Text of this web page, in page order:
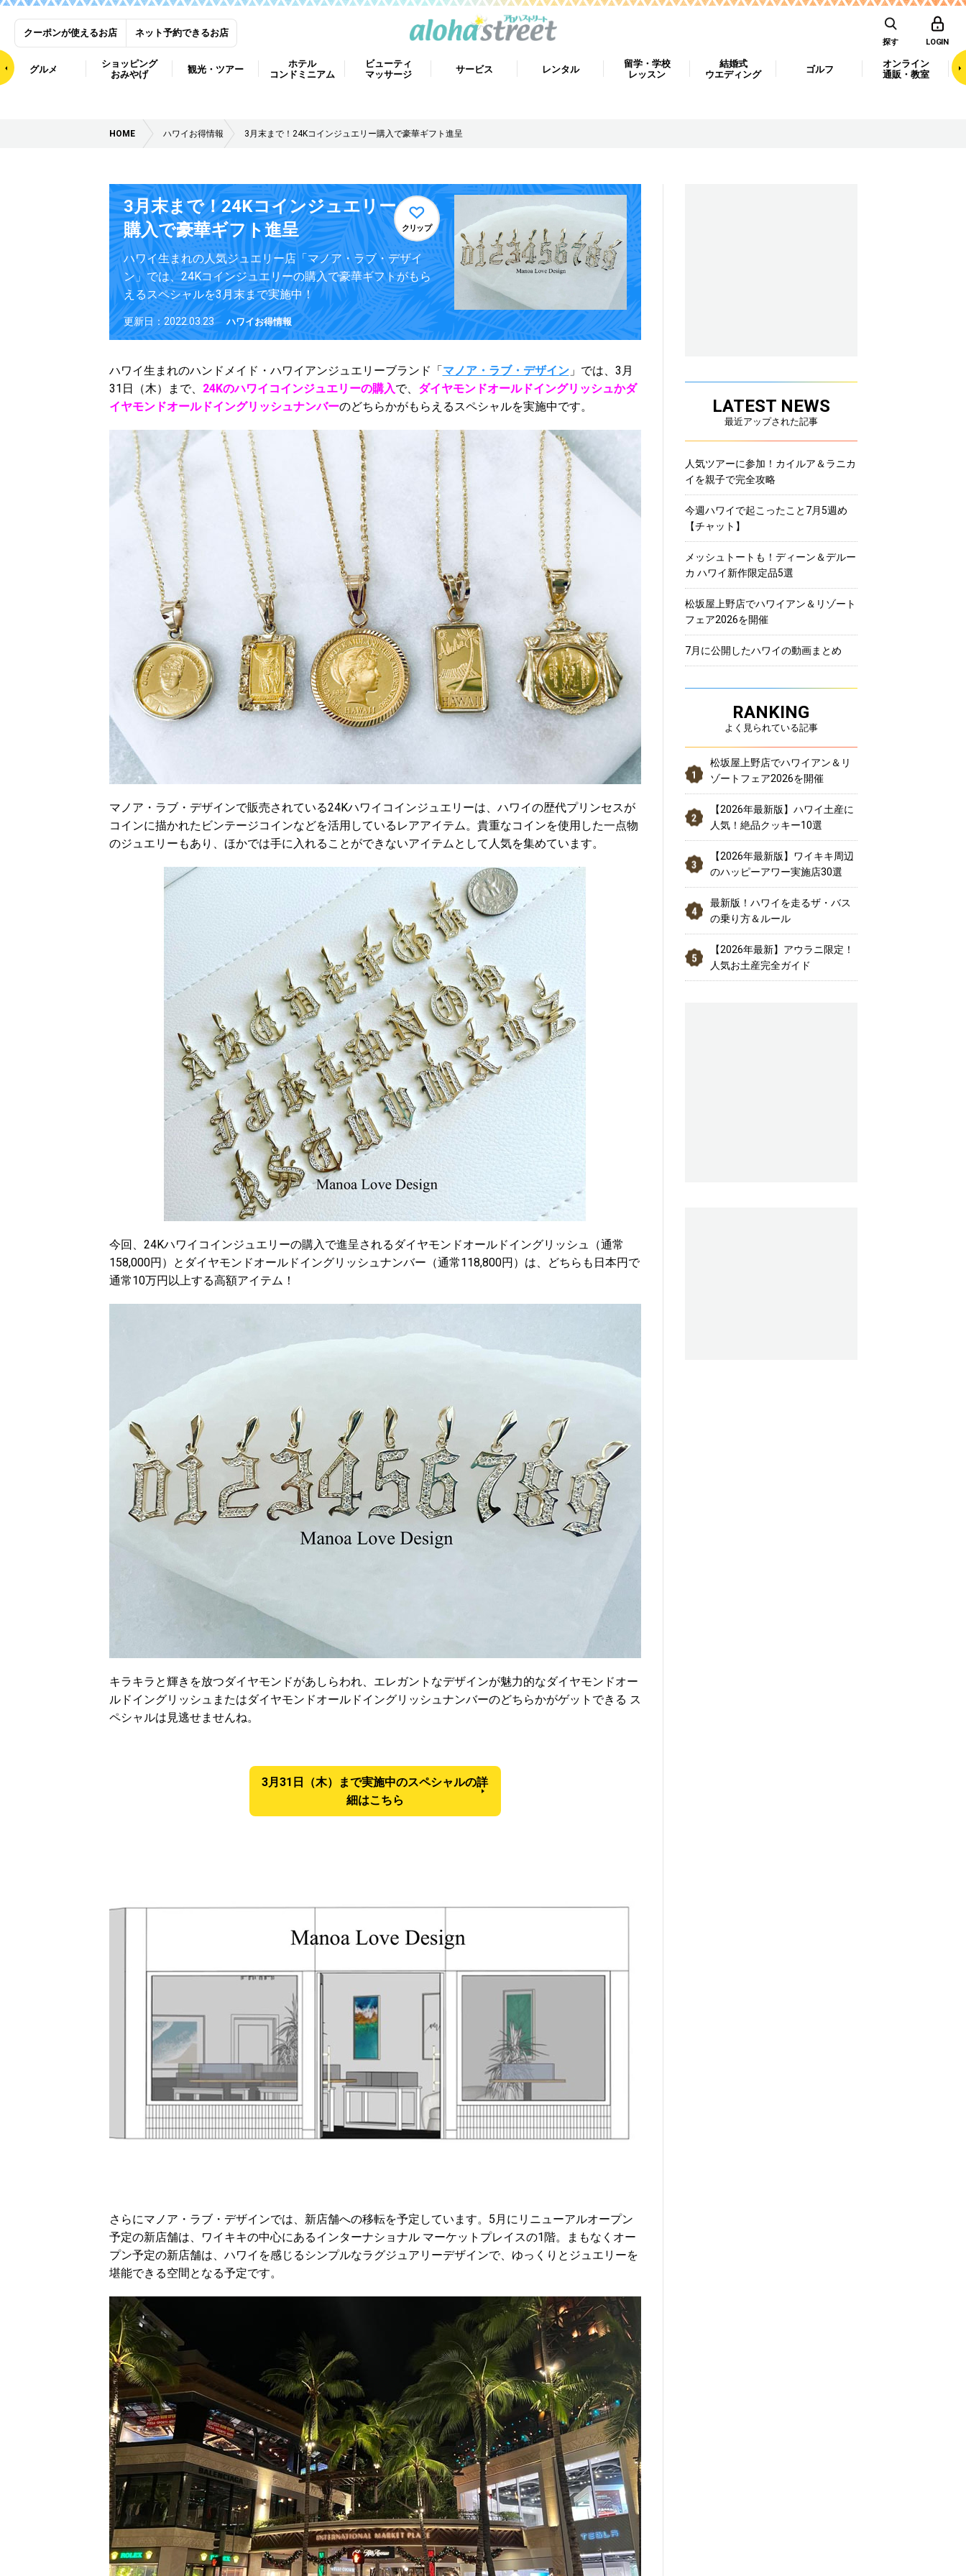
クーポンが使えるお店 ネット予約できるお店
探す LOGIN
グルメ
ショッピング
おみやげ
観光・ツアー
ホテル
コンドミニアム
ビューティ
マッサージ
サービス レンタル
留学・学校
レッスン
結婚式
ウエディング
ゴルフ
オンライン
通販・教室
HOME ハワイお得情報 3月末まで！24Kコインジュエリー購入で豪華ギフト進呈
3月末まで！24Kコインジュエリー
購入で豪華ギフト進呈
クリップ
ハワイ生まれの人気ジュエリー店「マノア・ラブ・デザイ
ン」では、24Kコインジュエリーの購入で豪華ギフトがもら
えるスペシャルを3月末まで実施中！
更新日：2022.03.23 ハワイお得情報
ハワイ生まれのハンドメイド・ハワイアンジュエリーブランド「マノア・ラブ・デザイン」では、3月
31日（木）まで、 24Kのハワイコインジュエリーの購入で、 ダイヤモンドオールドイングリッシュかダ
イヤモンドオールドイングリッシュナンバーのどちらかがもらえるスペシャルを実施中です。
マノア・ラブ・デザインで販売されている24Kハワイコインジュエリーは、ハワイの歴代プリンセスが
コインに描かれたビンテージコインなどを活用しているレアアイテム。貴重なコインを使用した一点物
のジュエリーもあり、ほかでは手に入れることができないアイテムとして人気を集めています。
今回、24Kハワイコインジュエリーの購入で進呈されるダイヤモンドオールドイングリッシュ（通常
158,000円）とダイヤモンドオールドイングリッシュナンバー（通常118,800円）は、どちらも日本円で
通常10万円以上する高額アイテム！
キラキラと輝きを放つダイヤモンドがあしらわれ、エレガントなデザインが魅力的なダイヤモンドオー
ルドイングリッシュまたはダイヤモンドオールドイングリッシュナンバーのどちらかがゲットできる ス
ペシャルは見逃せませんね。
3月31日（木）まで実施中のスペシャルの詳
細はこちら
さらにマノア・ラブ・デザインでは、新店舗への移転を予定しています。5月にリニューアルオープン
予定の新店舗は、ワイキキの中心にあるインターナショナル マーケットプレイスの1階。まもなくオー
プン予定の新店舗は、ハワイを感じるシンプルなラグジュアリーデザインで、ゆっくりとジュエリーを
堪能できる空間となる予定です。
LATEST NEWS
最近アップされた記事
人気ツアーに参加！カイルア＆ラニカ
イを親子で完全攻略
今週ハワイで起こったこと7月5週め
【チャット】
メッシュトートも！ディーン＆デルー
カ ハワイ新作限定品5選
松坂屋上野店でハワイアン＆リゾート
フェア2026を開催
7月に公開したハワイの動画まとめ
RANKING
よく見られている記事
松坂屋上野店でハワイアン＆リ
ゾートフェア2026を開催
【2026年最新版】ハワイ土産に
人気！絶品クッキー10選
【2026年最新版】ワイキキ周辺
のハッピーアワー実施店30選
最新版！ハワイを走るザ・バス
の乗り方＆ルール
【2026年最新】アウラニ限定！
人気お土産完全ガイド